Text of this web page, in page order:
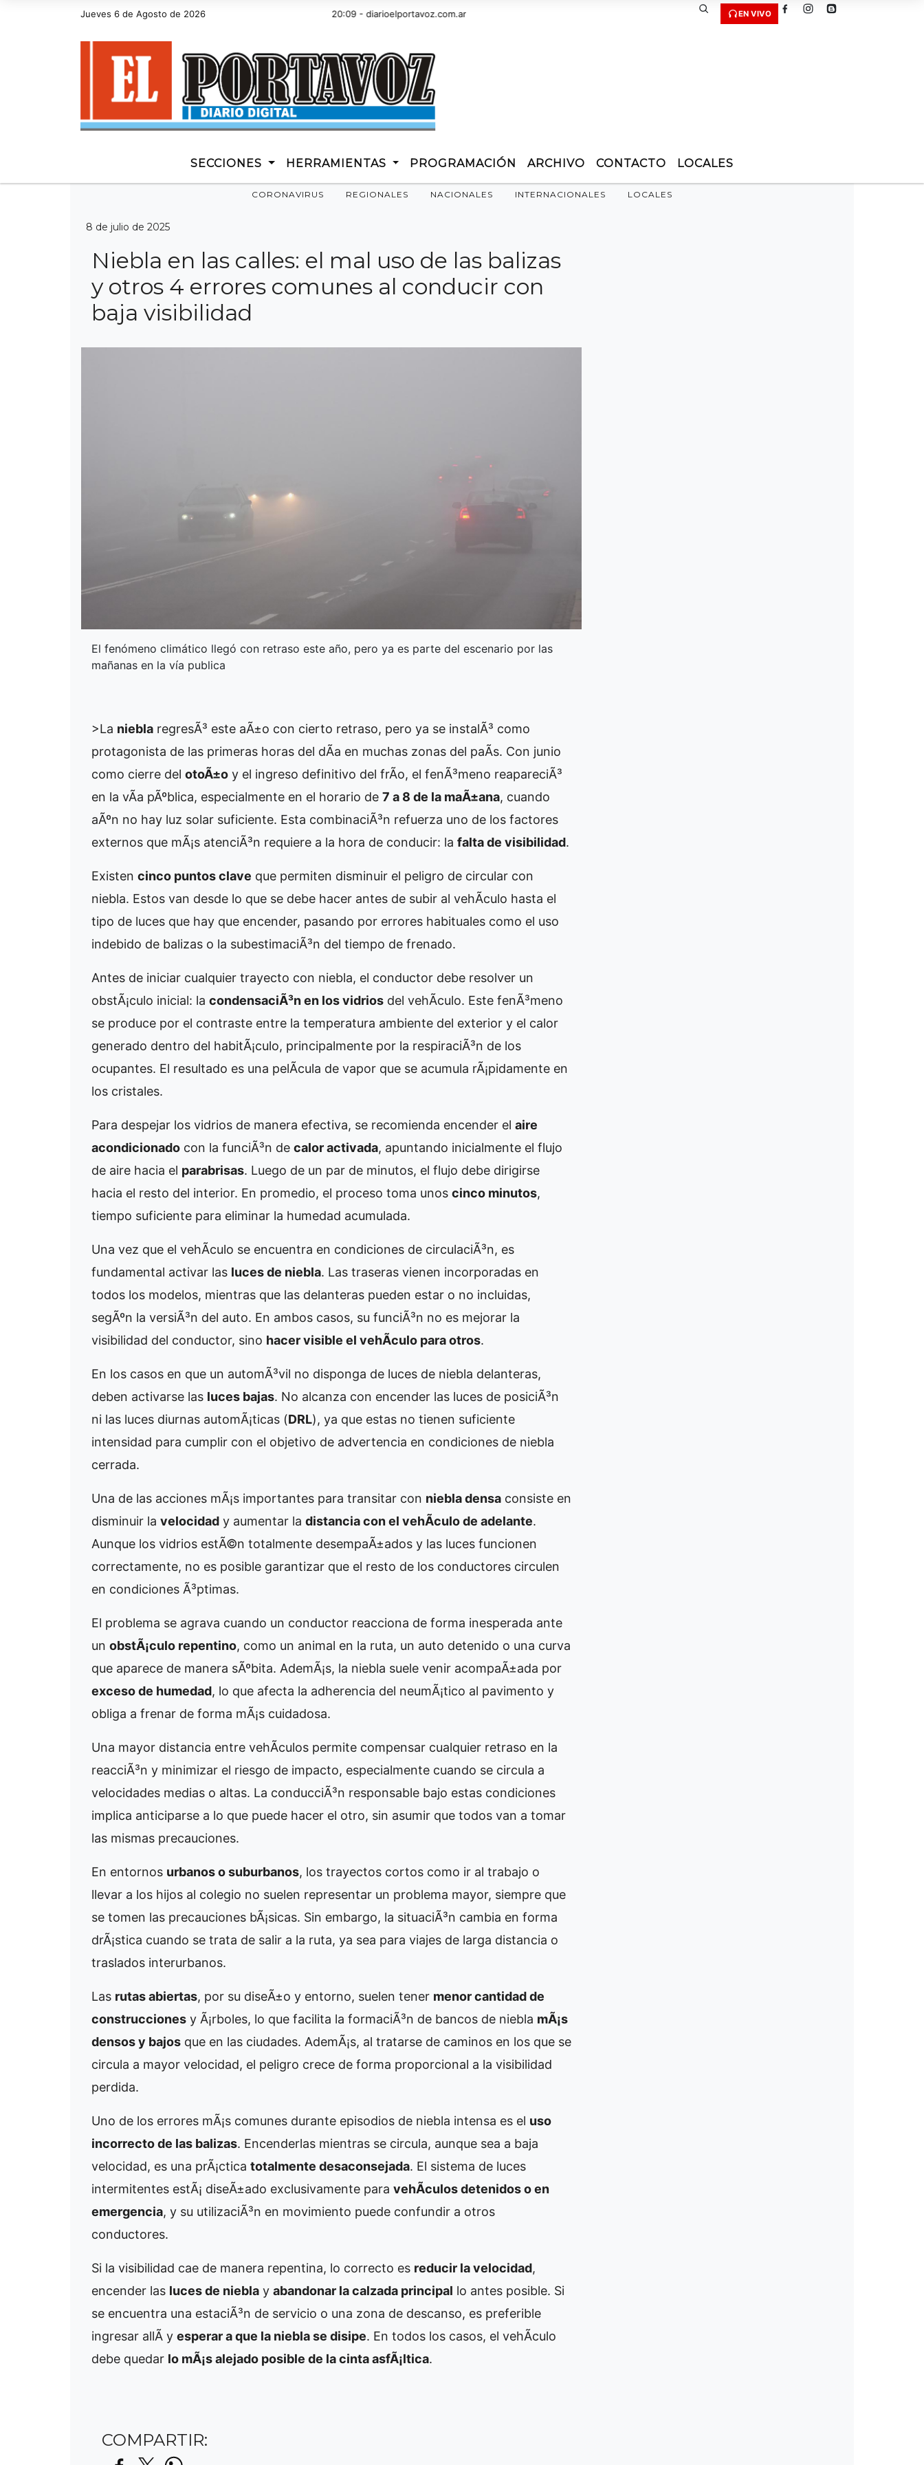
Jueves 6 de Agosto de 2026
Hoy es Jueves 6 de Agosto de 2026 y son las 20:09 - diarioelportavoz.com.ar EN VIVO
SECCIONES HERRAMIENTAS PROGRAMACIÓN ARCHIVO CONTACTO LOCALES
CORONAVIRUS REGIONALES NACIONALES INTERNACIONALES LOCALES
8 de julio de 2025
Niebla en las calles: el mal uso de las balizas
y otros 4 errores comunes al conducir con
baja visibilidad
El fenómeno climático llegó con retraso este año, pero ya es parte del escenario por las
mañanas en la vía publica
>La niebla regresÃ³ este aÃ±o con cierto retraso, pero ya se instalÃ³ como
protagonista de las primeras horas del dÃ­a en muchas zonas del paÃ­s. Con junio
como cierre del otoÃ±o y el ingreso definitivo del frÃ­o, el fenÃ³meno reapareciÃ³
en la vÃ­a pÃºblica, especialmente en el horario de 7 a 8 de la maÃ±ana, cuando
aÃºn no hay luz solar suficiente. Esta combinaciÃ³n refuerza uno de los factores
externos que mÃ¡s atenciÃ³n requiere a la hora de conducir: la falta de visibilidad.
Existen cinco puntos clave que permiten disminuir el peligro de circular con
niebla. Estos van desde lo que se debe hacer antes de subir al vehÃ­culo hasta el
tipo de luces que hay que encender, pasando por errores habituales como el uso
indebido de balizas o la subestimaciÃ³n del tiempo de frenado.
Antes de iniciar cualquier trayecto con niebla, el conductor debe resolver un
obstÃ¡culo inicial: la condensaciÃ³n en los vidrios del vehÃ­culo. Este fenÃ³meno
se produce por el contraste entre la temperatura ambiente del exterior y el calor
generado dentro del habitÃ¡culo, principalmente por la respiraciÃ³n de los
ocupantes. El resultado es una pelÃ­cula de vapor que se acumula rÃ¡pidamente en
los cristales.
Para despejar los vidrios de manera efectiva, se recomienda encender el aire
acondicionado con la funciÃ³n de calor activada, apuntando inicialmente el flujo
de aire hacia el parabrisas. Luego de un par de minutos, el flujo debe dirigirse
hacia el resto del interior. En promedio, el proceso toma unos cinco minutos,
tiempo suficiente para eliminar la humedad acumulada.
Una vez que el vehÃ­culo se encuentra en condiciones de circulaciÃ³n, es
fundamental activar las luces de niebla. Las traseras vienen incorporadas en
todos los modelos, mientras que las delanteras pueden estar o no incluidas,
segÃºn la versiÃ³n del auto. En ambos casos, su funciÃ³n no es mejorar la
visibilidad del conductor, sino hacer visible el vehÃ­culo para otros.
En los casos en que un automÃ³vil no disponga de luces de niebla delanteras,
deben activarse las luces bajas. No alcanza con encender las luces de posiciÃ³n
ni las luces diurnas automÃ¡ticas (DRL), ya que estas no tienen suficiente
intensidad para cumplir con el objetivo de advertencia en condiciones de niebla
cerrada.
Una de las acciones mÃ¡s importantes para transitar con niebla densa consiste en
disminuir la velocidad y aumentar la distancia con el vehÃ­culo de adelante.
Aunque los vidrios estÃ©n totalmente desempaÃ±ados y las luces funcionen
correctamente, no es posible garantizar que el resto de los conductores circulen
en condiciones Ã³ptimas.
El problema se agrava cuando un conductor reacciona de forma inesperada ante
un obstÃ¡culo repentino, como un animal en la ruta, un auto detenido o una curva
que aparece de manera sÃºbita. AdemÃ¡s, la niebla suele venir acompaÃ±ada por
exceso de humedad, lo que afecta la adherencia del neumÃ¡tico al pavimento y
obliga a frenar de forma mÃ¡s cuidadosa.
Una mayor distancia entre vehÃ­culos permite compensar cualquier retraso en la
reacciÃ³n y minimizar el riesgo de impacto, especialmente cuando se circula a
velocidades medias o altas. La conducciÃ³n responsable bajo estas condiciones
implica anticiparse a lo que puede hacer el otro, sin asumir que todos van a tomar
las mismas precauciones.
En entornos urbanos o suburbanos, los trayectos cortos como ir al trabajo o
llevar a los hijos al colegio no suelen representar un problema mayor, siempre que
se tomen las precauciones bÃ¡sicas. Sin embargo, la situaciÃ³n cambia en forma
drÃ¡stica cuando se trata de salir a la ruta, ya sea para viajes de larga distancia o
traslados interurbanos.
Las rutas abiertas, por su diseÃ±o y entorno, suelen tener menor cantidad de
construcciones y Ã¡rboles, lo que facilita la formaciÃ³n de bancos de niebla mÃ¡s
densos y bajos que en las ciudades. AdemÃ¡s, al tratarse de caminos en los que se
circula a mayor velocidad, el peligro crece de forma proporcional a la visibilidad
perdida.
Uno de los errores mÃ¡s comunes durante episodios de niebla intensa es el uso
incorrecto de las balizas. Encenderlas mientras se circula, aunque sea a baja
velocidad, es una prÃ¡ctica totalmente desaconsejada. El sistema de luces
intermitentes estÃ¡ diseÃ±ado exclusivamente para vehÃ­culos detenidos o en
emergencia, y su utilizaciÃ³n en movimiento puede confundir a otros
conductores.
Si la visibilidad cae de manera repentina, lo correcto es reducir la velocidad,
encender las luces de niebla y abandonar la calzada principal lo antes posible. Si
se encuentra una estaciÃ³n de servicio o una zona de descanso, es preferible
ingresar allÃ­ y esperar a que la niebla se disipe. En todos los casos, el vehÃ­culo
debe quedar lo mÃ¡s alejado posible de la cinta asfÃ¡ltica.
COMPARTIR: